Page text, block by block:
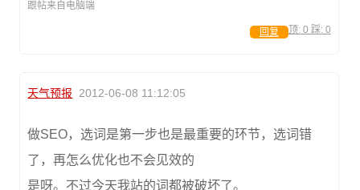
跟帖来自电脑端
顶: 0 踩: 0
回复
天气预报 2012-06-08 11:12:05
做SEO，选词是第一步也是最重要的环节，选词错
了，再怎么优化也不会见效的
是呀。不过今天我站的词都被破坏了。